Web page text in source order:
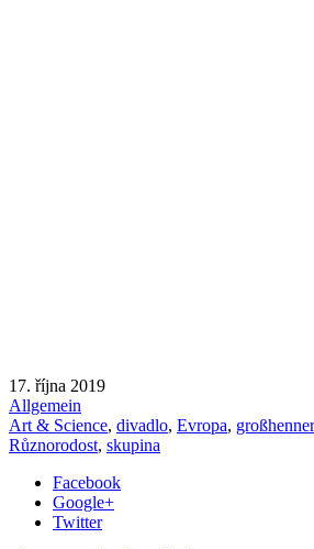
17. října 2019
Allgemein
Art & Science, divadlo, Evropa,
Různorodost, skupina
Facebook
Google+
Twitter